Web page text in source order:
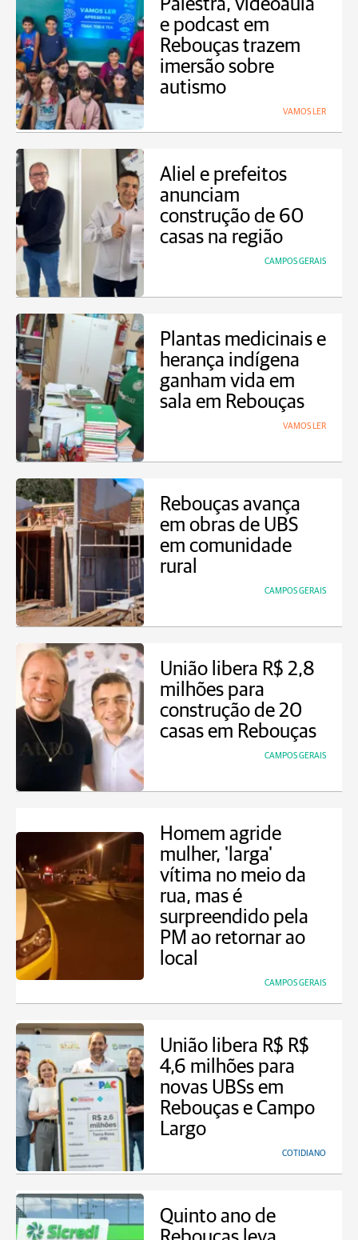
Palestra, videoaula
e podcast em
Rebouças trazem
imersão sobre
autismo
VAMOS LER
Aliel e prefeitos
anunciam
construção de 60
casas na região
CAMPOS GERAIS
Plantas medicinais e
herança indígena
ganham vida em
sala em Rebouças
VAMOS LER
Rebouças avança
em obras de UBS
em comunidade
rural
CAMPOS GERAIS
União libera R$ 2,8
milhões para
construção de 20
casas em Rebouças
CAMPOS GERAIS
Homem agride
mulher, 'larga'
vítima no meio da
rua, mas é
surpreendido pela
PM ao retornar ao
local
CAMPOS GERAIS
União libera R$ R$
4,6 milhões para
novas UBSs em
Rebouças e Campo
Largo
COTIDIANO
Quinto ano de